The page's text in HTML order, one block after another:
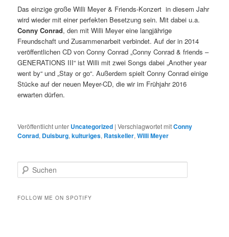
Das einzige große Willi Meyer & Friends-Konzert in diesem Jahr
wird wieder mit einer perfekten Besetzung sein. Mit dabei u.a.
Conny Conrad, den mit Willi Meyer eine langjährige
Freundschaft und Zusammenarbeit verbindet. Auf der in 2014
veröffentlichen CD von Conny Conrad „Conny Conrad & friends –
GENERATIONS III“ ist Willi mit zwei Songs dabei „Another year
went by“ und „Stay or go“. Außerdem spielt Conny Conrad einige
Stücke auf der neuen Meyer-CD, die wir im Frühjahr 2016
erwarten dürfen.
Veröffentlicht unter Uncategorized |Verschlagwortet mitConny
Conrad, Duisburg,kulturiges, Ratskeller,Willi Meyer
u
h
FOLLOW ME ON SPOTIFY